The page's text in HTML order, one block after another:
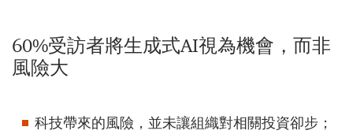
60%受訪者將生成式AI視為機會，而非
風險大
科技帶來的風險，並未讓組織對相關投資卻步；